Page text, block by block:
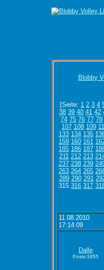
Blobby
[Seite: 1 2 3 4
38 39 40 41 42
74 75 76 77 78
107 108 109
133 134 135
159 160 161
185 186 187
211 212 213
237 238 239
263 264 265
289 290 291
315316 317
11.08.2010
17:14:09
Dalle
Posts:1655